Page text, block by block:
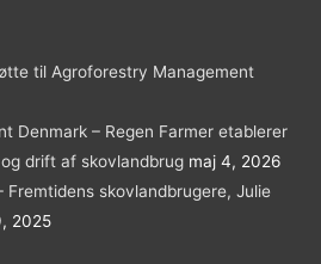
til Agroforestry Management
Denmark – Regen Farmer etablerer
drift af skovlandbrug maj 4, 2026
skovlandbrugere, Julie
2025